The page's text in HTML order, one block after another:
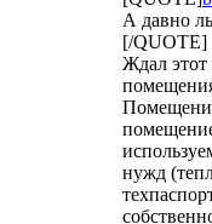
А давно
[/QUOTE]
Ждал
нужд